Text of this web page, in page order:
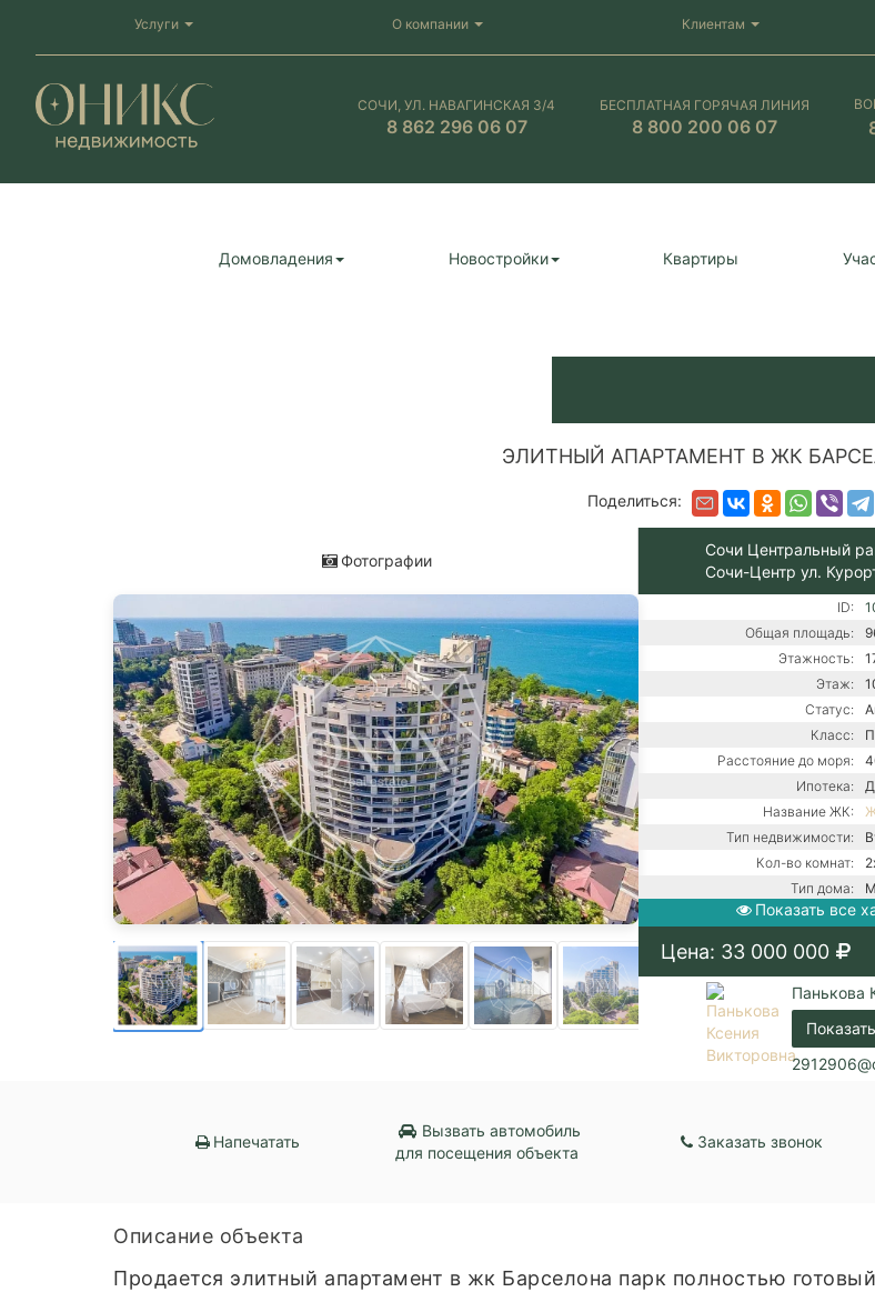
Услуги О компании Клиентам
СОЧИ, УЛ. НАВАГИНСКАЯ 3/4
8 862 296 06 07
БЕСПЛАТНАЯ ГОРЯЧАЯ ЛИНИЯ
8 800 200 06 07
Домовладения Новостройки Квартиры
ЭЛИТНЫЙ АПАРТАМЕНТ В ЖК
Поделиться:
Фотографии
Сочи Центральный
Сочи-Центр ул.
ID:
Общая площадь:
Этажность:
Этаж:
Статус:
Класс:
Расстояние до моря:
Ипотека:
Название ЖК:
Тип недвижимости:
Кол-во комнат:
Тип дома:
Ремонт:
Показать все
Цена: 33 000 000
Панькова
Напечатать
Вызвать автомобиль
для посещения объекта
Заказать звонок
Описание объекта
Продается элитный апартамент в жк Барселона парк полностью